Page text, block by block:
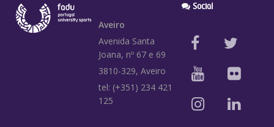
Aveiro
Avenida Santa
Joana, nº 67 e 69
3810-329, Aveiro
tel: (+351) 234 421
125
Social